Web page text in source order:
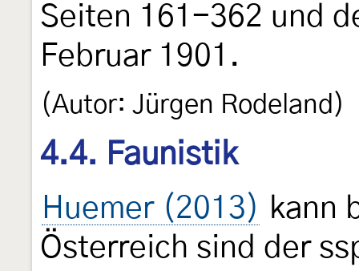
Seiten 161-362 und
Februar 1901.
(Autor: Jürgen Rodeland)
4.4. Faunistik
Huemer (2013) kann
Österreich sind der